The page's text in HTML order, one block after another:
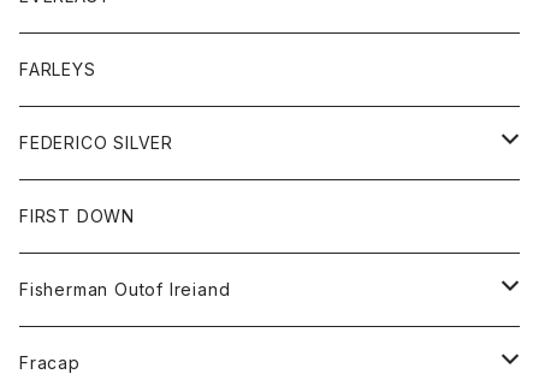
シャツ
セーター
ボトム
ショートパンツ
パンツ
レディース
コート
ジャケット
トップス
ジャケット
スエットシャツ
ボトム
スエットパンツ
グッズ
帽子
FARLEYS
FEDERICO SILVER
アクセサリー
FIRST DOWN
Fisherman Outof Ireiand
ニット
Fracap